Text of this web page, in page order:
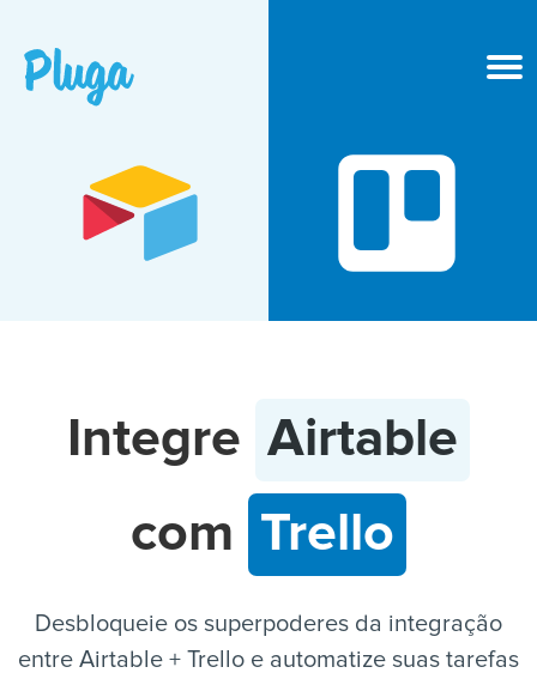
Ferramentas
Entrar
Criar conta grátis
Integre Airtable
com Trello
Desbloqueie os superpoderes da integração
entre Airtable + Trello e automatize suas tarefas